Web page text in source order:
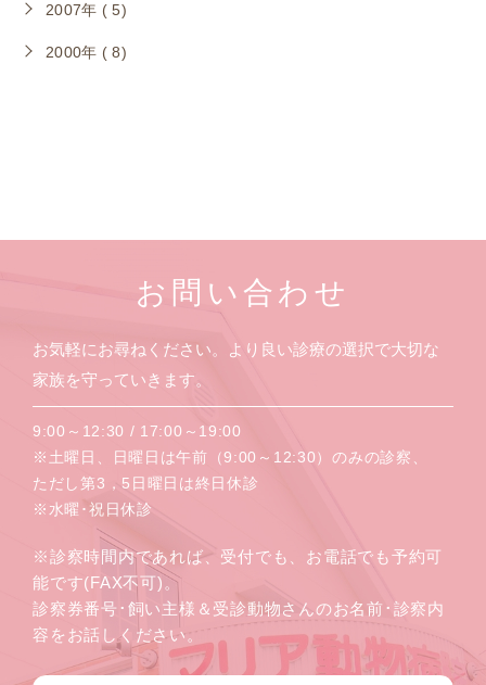
2007年 ( 5)
2000年 ( 8)
お問い合わせ
お気軽にお尋ねください。より良い診療の選択で大切な
家族を守っていきます。
9:00～12:30 / 17:00～19:00
※土曜日、日曜日は午前（9:00～12:30）のみの診察、
ただし第3，5日曜日は終日休診
※水曜･祝日休診
※診察時間内であれば、受付でも、お電話でも予約可
能です(FAX不可)。
診察券番号･飼い主様＆受診動物さんのお名前･診察内
容をお話しください。